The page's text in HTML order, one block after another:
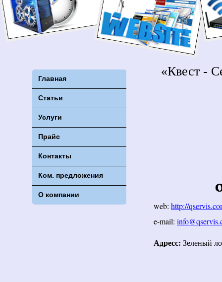
Главная
Статьи
Услуги
Прайс
Контакты
Ком. предложения
О компании
«Квест -
web: http://
e-mail:
Адресс: Зеленый